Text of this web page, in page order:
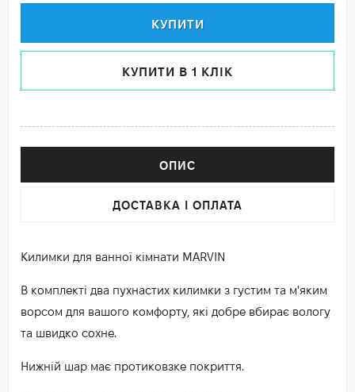
КУПИТИ
КУПИТИ В 1 КЛІК
ОПИС
ДОСТАВКА І ОПЛАТА
Килимки для ванної кімнати MARVIN
В комплекті два пухнастих килимки з густим та м'яким
ворсом для вашого комфорту, які добре вбирає вологу
та швидко сохне.
Нижній шар має протиковзке покриття.